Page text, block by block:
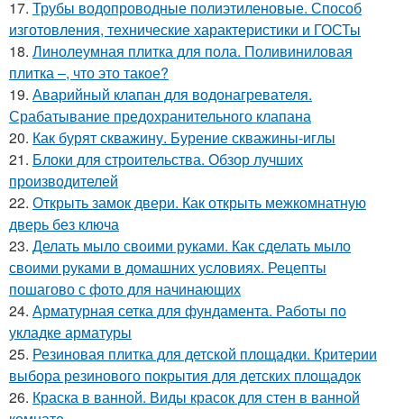
17. Трубы водопроводные полиэтиленовые. Способ
изготовления, технические характеристики и ГОСТы
18. Линолеумная плитка для пола. Поливиниловая
плитка –, что это такое?
19. Аварийный клапан для водонагревателя.
Срабатывание предохранительного клапана
20. Как бурят скважину. Бурение скважины-иглы
21. Блоки для строительства. Обзор лучших
производителей
22. Открыть замок двери. Как открыть межкомнатную
дверь без ключа
23. Делать мыло своими руками. Как сделать мыло
своими руками в домашних условиях. Рецепты
пошагово с фото для начинающих
24. Арматурная сетка для фундамента. Работы по
укладке арматуры
25. Резиновая плитка для детской площадки. Критерии
выбора резинового покрытия для детских площадок
26. Краска в ванной. Виды красок для стен в ванной